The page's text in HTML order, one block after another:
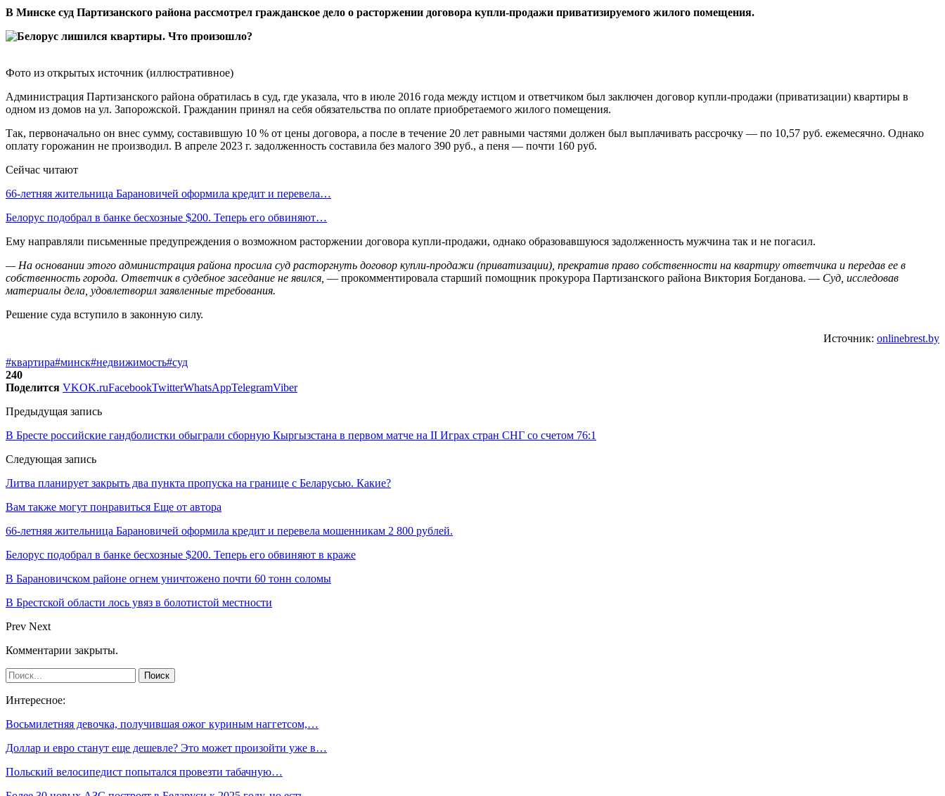
В Минске суд Партизанского района рассмотрел гражданское дело о расторжении договора купли-продажи приватизируемого жилого помещения.
Фото из открытых источник (иллюстративное)
Администрация Партизанского района обратилась в суд, где указала, что в июле 2016 года между истцом и ответчиком был заключен договор купли-продажи (приватизации) квартиры в
одном из домов на ул. Запорожской. Гражданин принял на себя обязательства по оплате приобретаемого жилого помещения.
Так, первоначально он внес сумму, составившую 10 % от цены договора, а после в течение 20 лет равными частями должен был выплачивать рассрочку — по 10,57 руб. ежемесячно. Однако
оплату горожанин не производил. В апреле 2023 г. задолженность составила без малого 390 руб., а пеня — почти 160 руб.
Сейчас читают
66-летняя жительница Барановичей оформила кредит и перевела…
Белорус подобрал в банке бесхозные $200. Теперь его обвиняют…
Ему направляли письменные предупреждения о возможном расторжении договора купли-продажи, однако образовавшуюся задолженность мужчина так и не погасил.
— На основании этого администрация района просила суд расторгнуть договор купли-продажи (приватизации), прекратив право собственности на квартиру ответчика и передав ее в
собственность города. Ответчик в судебное заседание не явился, — прокомментировала старший помощник прокурора Партизанского района Виктория Богданова. — Суд, исследовав
материалы дела, удовлетворил заявленные требования.
Решение суда вступило в законную силу.
Источник: onlinebrest.by
#квартира#минск#недвижимость#суд
240
Поделится VKOK.ruFacebookTwitterWhatsAppTelegramViber
Предыдущая запись
В Бресте российские гандболистки обыграли сборную Кыргызстана в первом матче на II Играх стран СНГ со счетом 76:1
Следующая запись
Литва планирует закрыть два пункта пропуска на границе с Беларусью. Какие?
Вам также могут понравиться Еще от автора
66-летняя жительница Барановичей оформила кредит и перевела мошенникам 2 800 рублей.
Белорус подобрал в банке бесхозные $200. Теперь его обвиняют в краже
В Барановичском районе огнем уничтожено почти 60 тонн соломы
В Брестской области лось увяз в болотистой местности
Prev Next
Комментарии закрыты.
Интересное:
Восьмилетняя девочка, получившая ожог куриным наггетсом,…
Доллар и евро станут еще дешевле? Это может произойти уже в…
Польский велосипедист попытался провезти табачную…